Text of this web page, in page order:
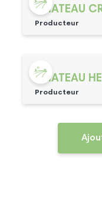
CHATEAU
Producteur
CHATEAU
Producteur